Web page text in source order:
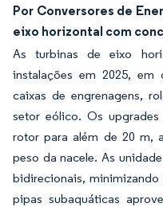
Por Conversores de
eixo horizontal com
As turbinas de eixo
instalações em 2025, em
caixas de engrenagens,
setor eólico. Os
rotor para além de 20 m,
peso da nacele. As
bidirecionais,
pipas subaquáticas